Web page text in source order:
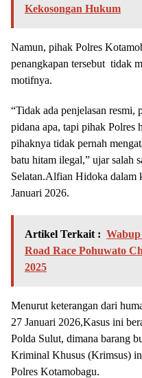
Kekosongan Hukum
Namun, pihak Polres
penangkapan tersebut tidak
motifnya.
“Tidak ada penjelasan resmi,
pidana apa, tapi pihak Polres
pihaknya tidak pernah
batu hitam ilegal,” ujar salah
Selatan.Alfian Hidoka dalam
Januari 2026.
Artikel Terkait :
Road Race Pohuwato
2025
Menurut keterangan dari
27 Januari 2026,Kasus ini
Polda Sulut, dimana barang
Kriminal Khusus (Krimsus)
Polres Kotamobagu.